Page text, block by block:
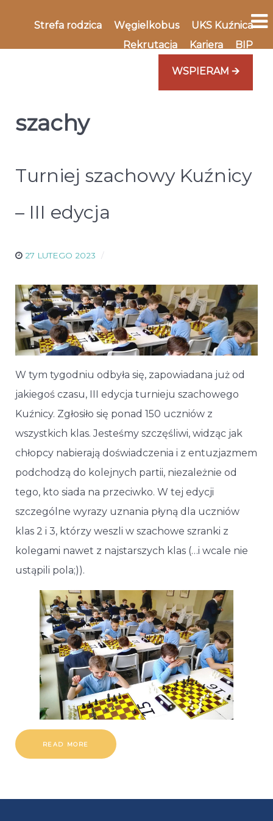
Strefa rodzica Węgielkobus
UKS Kuźnica
Rekrutacja
Kariera BIP
WSPIERAM 🡪
szachy
Turniej szachowy Kuźnicy
– III edycja
27 LUTEGO 2023
W tym tygodniu odbyła się, zapowiadana już od
jakiegoś czasu, III edycja turnieju szachowego
Kuźnicy. Zgłosiło się ponad 150 uczniów z
wszystkich klas. Jesteśmy szczęśliwi, widząc jak
chłopcy nabierają doświadczenia i z entuzjazmem
podchodzą do kolejnych partii, niezależnie od
tego, kto siada na przeciwko. W tej edycji
szczególne wyrazy uznania płyną dla uczniów
klas 2 i 3, którzy weszli w szachowe szranki z
kolegami nawet z najstarszych klas (…i wcale nie
ustąpili pola;)).
READ MORE